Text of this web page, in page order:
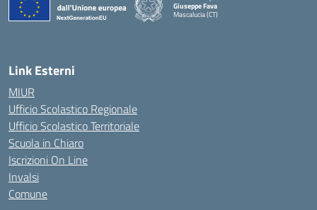
Giuseppe Fava
Mascalucia (CT)
Link Esterni
MIUR
Ufficio Scolastico Regionale
Ufficio Scolastico Territoriale
Scuola in Chiaro
Iscrizioni On Line
Invalsi
Comune